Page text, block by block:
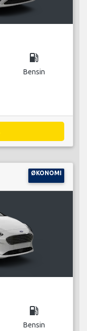
local_gas_station
Bensin
ØKONOMI
local_gas_station
Bensin